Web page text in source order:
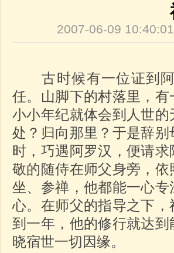
2007-06-09
古时候有一位证到阿
任。山脚下的村落里，
小小年纪就体会到人世
处？归向那里？于是辞
时，巧遇阿罗汉，便请
敬的随侍在师父身旁，
坐、参禅，他都能一心
心。在师父的指导之下
到一年，他的修行就达
晓宿世一切因缘。